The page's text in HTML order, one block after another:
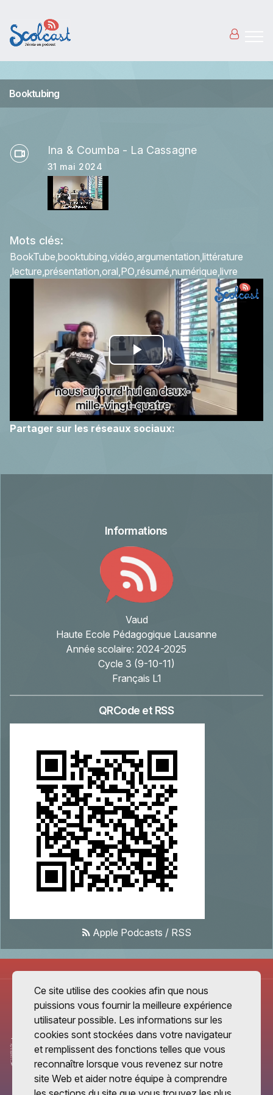
Booktubing
Ina & Coumba - La Cassagne
31 mai 2024
Mots clés:
BookTube booktubing vidéo argumentation littérature
lecture présentation oral PO résumé numérique livre
Play
Video
Partager sur les réseaux sociaux:
Informations
Vaud
Haute Ecole Pédagogique Lausanne
Année scolaire: 2024-2025
Cycle 3 (9-10-11)
Français L1
QRCode et RSS
Apple Podcasts / RSS
Ce site utilise des cookies afin que nous
puissions vous fournir la meilleure expérience
utilisateur possible. Les informations sur les
cookies sont stockées dans votre navigateur
et remplissent des fonctions telles que vous
reconnaître lorsque vous revenez sur notre
site Web et aider notre équipe à comprendre